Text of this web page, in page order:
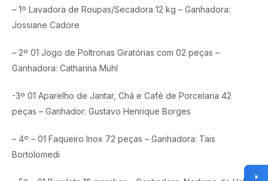
– 1º Lavadora de Roupas/Secadora 12 kg – Ganhadora:
Jossiane Cadore
– 2º 01 Jogo de Poltronas Giratórias com 02 peças –
Ganhadora: Catharina Mühl
-3º 01 Aparelho de Jantar, Chá e Café de Porcelana 42
peças – Ganhador: Gustavo Henrique Borges
– 4º – 01 Faqueiro Inox 72 peças – Ganhadora: Tais
Bortolomedi